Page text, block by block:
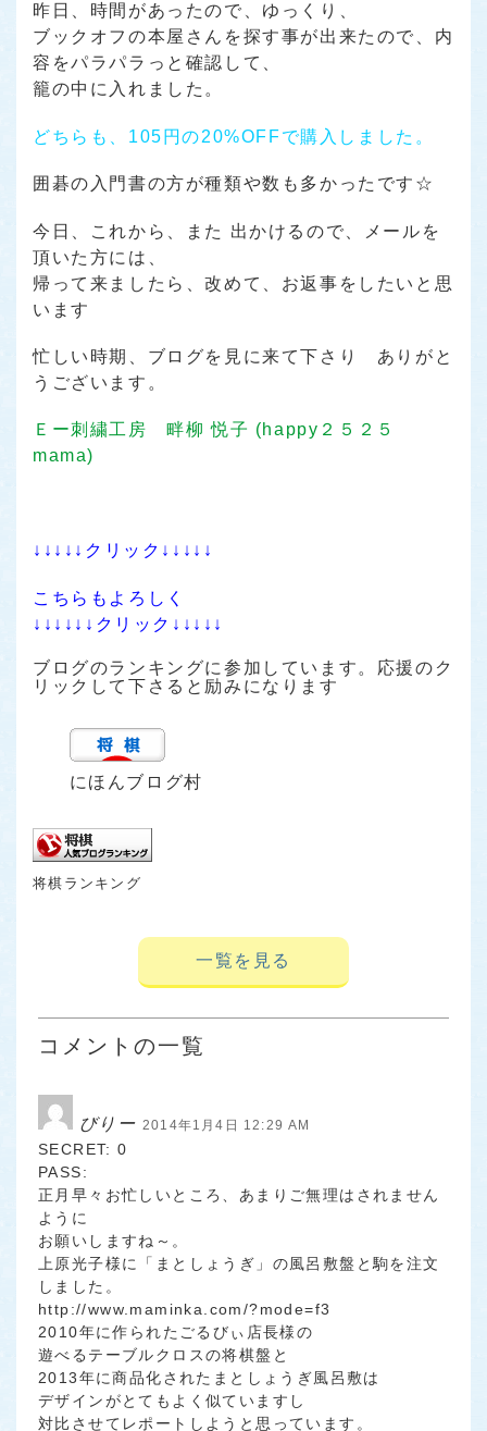
昨日、時間があったので、ゆっくり、
ブックオフの本屋さんを探す事が出来たので、内
容をパラパラっと確認して、
籠の中に入れました。
どちらも、105円の20%OFFで購入しました。
囲碁の入門書の方が種類や数も多かったです☆
今日、これから、また 出かけるので、メールを
頂いた方には、
帰って来ましたら、改めて、お返事をしたいと思
います
忙しい時期、ブログを見に来て下さり ありがと
うございます。
Ｅー刺繍工房 畔柳 悦子 (happy２５２５
mama)
↓↓↓↓↓クリック↓↓↓↓↓
こちらもよろしく
↓↓↓↓↓↓クリック↓↓↓↓↓
ブログのランキングに参加しています。応援のク
リックして下さると励みになります
にほんブログ村
将棋ランキング
一覧を見る
コメントの一覧
びりー 2014年1月4日 12:29 AM
SECRET: 0
PASS:
正月早々お忙しいところ、あまりご無理はされません
ように
お願いしますね～。
上原光子様に「まとしょうぎ」の風呂敷盤と駒を注文
しました。
http://www.maminka.com/?mode=f3
2010年に作られたごるびぃ店長様の
遊べるテーブルクロスの将棋盤と
2013年に商品化されたまとしょうぎ風呂敷は
デザインがとてもよく似ていますし
対比させてレポートしようと思っています。